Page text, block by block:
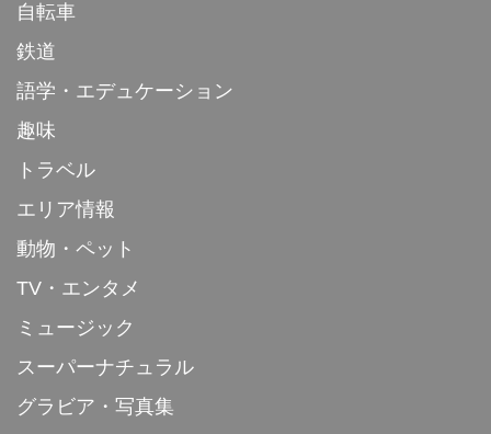
自転車
鉄道
語学・エデュケーション
趣味
トラベル
エリア情報
動物・ペット
TV・エンタメ
ミュージック
スーパーナチュラル
グラビア・写真集